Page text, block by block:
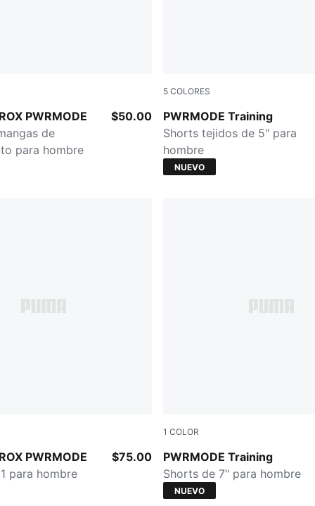
PWRMODE
de
para hombre
$50.00
5 COLORES
PWRMODE Training
PUMA BLACK
Shorts tejidos de 5" para
hombre
NUEVO
PWRMODE
para hombre
$75.00
1 COLOR
PWRMODE Training
PUMA BLACK
Shorts de 7" para hombre
NUEVO